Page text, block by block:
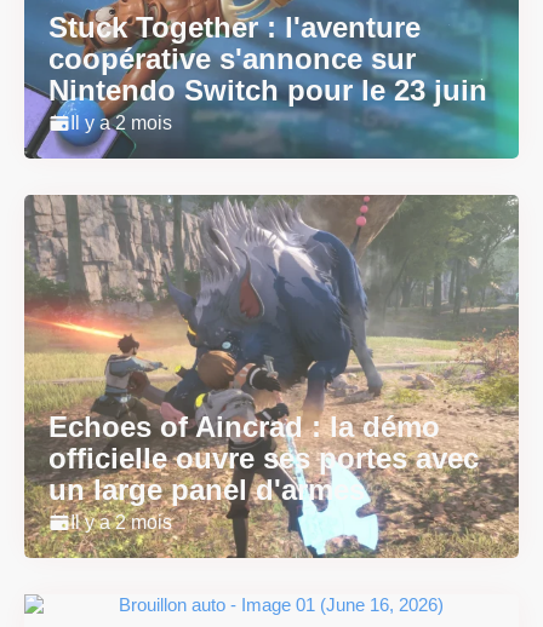
Stuck Together : l'aventure
coopérative s'annonce sur
Nintendo Switch pour le 23 juin
Il y a 2 mois
Echoes of Aincrad : la démo
officielle ouvre ses portes avec
un large panel d'armes
Il y a 2 mois